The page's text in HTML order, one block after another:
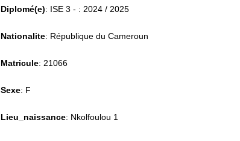
Diplomé(e): ISE 3 - : 2024 / 2025
Nationalite: République du Cameroun
Matricule: 21066
Sexe: F
Lieu_naissance: Nkolfoulou 1